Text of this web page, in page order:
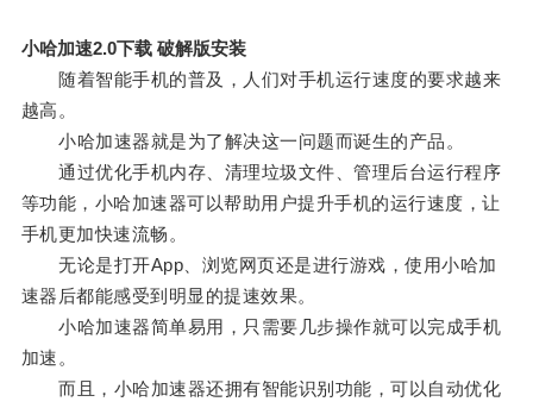
小哈加速2.0下载 破解版安装
随着智能手机的普及，人们对手机运行速度的要求越来
越高。
小哈加速器就是为了解决这一问题而诞生的产品。
通过优化手机内存、清理垃圾文件、管理后台运行程序
等功能，小哈加速器可以帮助用户提升手机的运行速度，让
手机更加快速流畅。
无论是打开App、浏览网页还是进行游戏，使用小哈加
速器后都能感受到明显的提速效果。
小哈加速器简单易用，只需要几步操作就可以完成手机
加速。
而且，小哈加速器还拥有智能识别功能，可以自动优化